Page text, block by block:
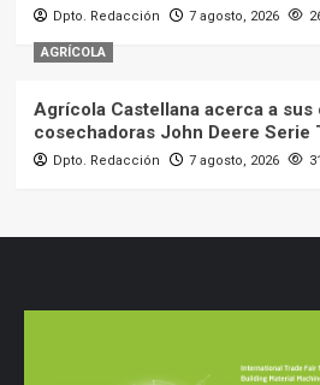
Dpto. Redacción 7 agosto, 2026
AGRÍCOLA
Agrícola Castellana acerca a sus
cosechadoras John Deere Serie
Dpto. Redacción 7 agosto, 2026